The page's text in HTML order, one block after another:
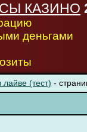
КАЗИНО
деньгами
(тест) -